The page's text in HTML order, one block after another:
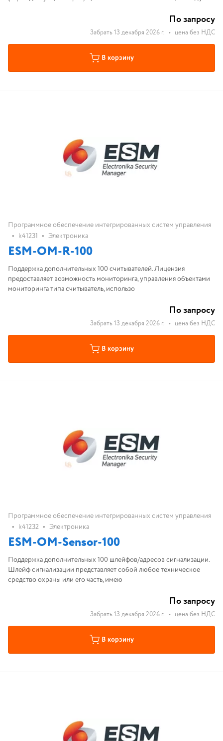
По запросу
Забрать 13 декабря 2026 г. • цена без НДС
В корзину
Программное обеспечение интегрированных систем управления
• k41231 • Электроника
ESM-OM-R-100
Поддержка дополнительных 100 считывателей. Лицензия
предоставляет возможность мониторинга, управления объектами
мониторинга типа считыватель, использо
По запросу
Забрать 13 декабря 2026 г. • цена без НДС
В корзину
Программное обеспечение интегрированных систем управления
• k41232 • Электроника
ESM-OM-Sensor-100
Поддержка дополнительных 100 шлейфов/адресов сигнализации.
Шлейф сигнализации представляет собой любое техническое
средство охраны или его часть, имею
По запросу
Забрать 13 декабря 2026 г. • цена без НДС
В корзину